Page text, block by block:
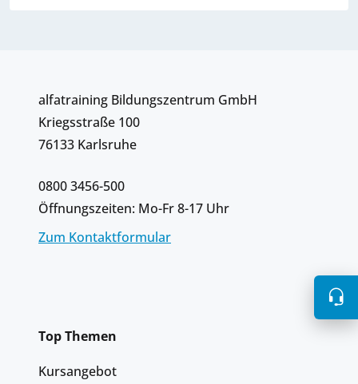
alfatraining Bildungszentrum GmbH
Kriegsstraße 100
76133 Karlsruhe
0800 3456-500
Öffnungszeiten: Mo-Fr 8-17 Uhr
Zum Kontaktformular
Top Themen
Kursangebot